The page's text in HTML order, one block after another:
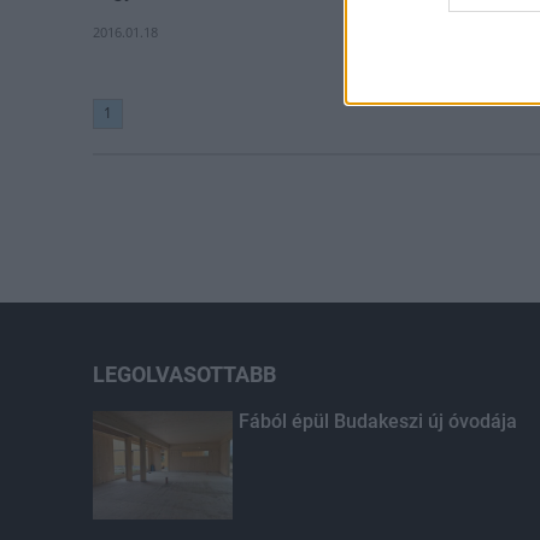
2016.01.18
1
LEGOLVASOTTABB
Fából épül Budakeszi új óvodája